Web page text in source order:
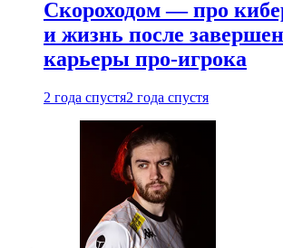
Скороходом — про
и жизнь после
карьеры про-игрока
2 года спустя2 года спустя